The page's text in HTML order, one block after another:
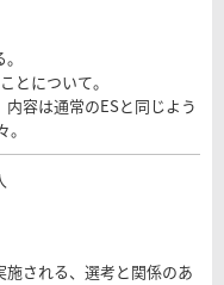
とについて。
容は通常のESと同じよう
される、選考と関係のあ